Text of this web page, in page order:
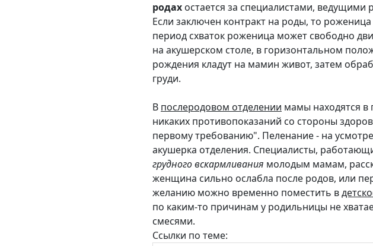
родах остается за специалистами,
Если заключен контракт на роды, то
период схваток роженица может свободно
на акушерском столе, в горизонтальном
рождения кладут на мамин живот, затем
груди.
В послеродовом отделении мамы находятся в
никаких противопоказаний со стороны
первому требованию". Пеленание - на
акушерка отделения. Специалисты,
грудного вскармливания молодым мамам,
женщина сильно ослабла после родов, или
желанию можно временно поместить в
по каким-то причинам у родильницы не
смесями.
Ссылки по теме: